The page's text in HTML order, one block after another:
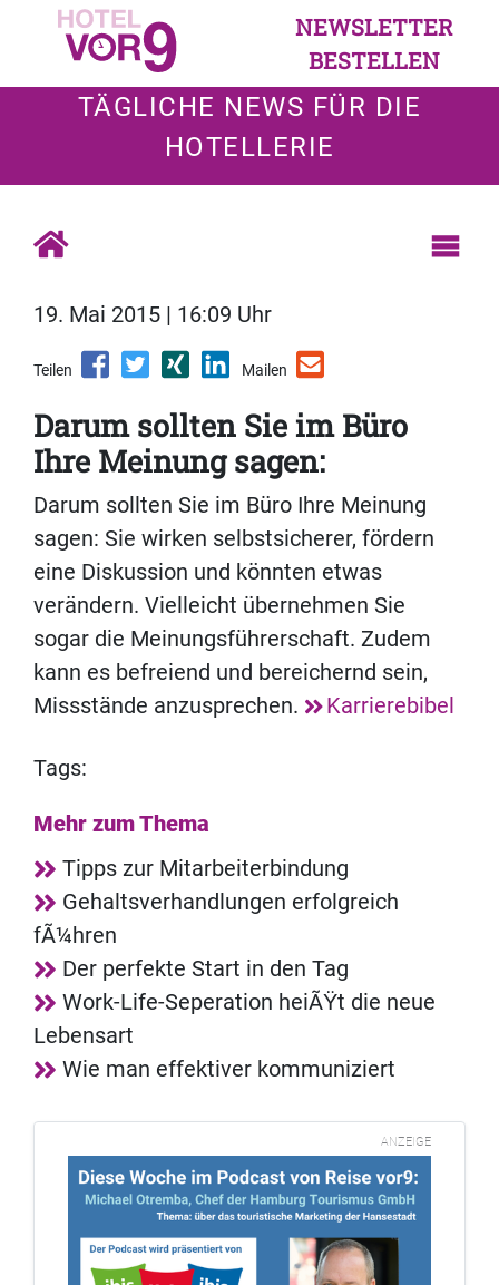
NEWSLETTER
BESTELLEN
TÄGLICHE NEWS FÜR DIE
HOTELLERIE
19. Mai 2015 | 16:09 Uhr
Teilen Mailen
Darum sollten Sie im Büro
Ihre Meinung sagen:
Darum sollten Sie im Büro Ihre Meinung
sagen: Sie wirken selbstsicherer, fördern
eine Diskussion und könnten etwas
verändern. Vielleicht übernehmen Sie
sogar die Meinungsführerschaft. Zudem
kann es befreiend und bereichernd sein,
Missstände anzusprechen.
Karrierebibel
Tags:
Mehr zum Thema
Tipps zur Mitarbeiterbindung
Gehaltsverhandlungen erfolgreich
fÃ¼hren
Der perfekte Start in den Tag
Work-Life-Seperation heiÃŸt die neue
Lebensart
Wie man effektiver kommuniziert
ANZEIGE